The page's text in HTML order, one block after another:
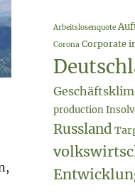
Arbeitslosenquote
Corona Corporate
production
Russland